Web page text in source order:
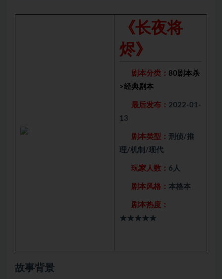
《长夜将
烬》
剧本分类： 80剧本杀
>经典剧本
最后发布： 2022-01-
13
剧本类型： 刑侦/推
理/机制/现代
玩家人数： 6人
剧本风格： 本格本
剧本热度：
★★★★★
故事背景